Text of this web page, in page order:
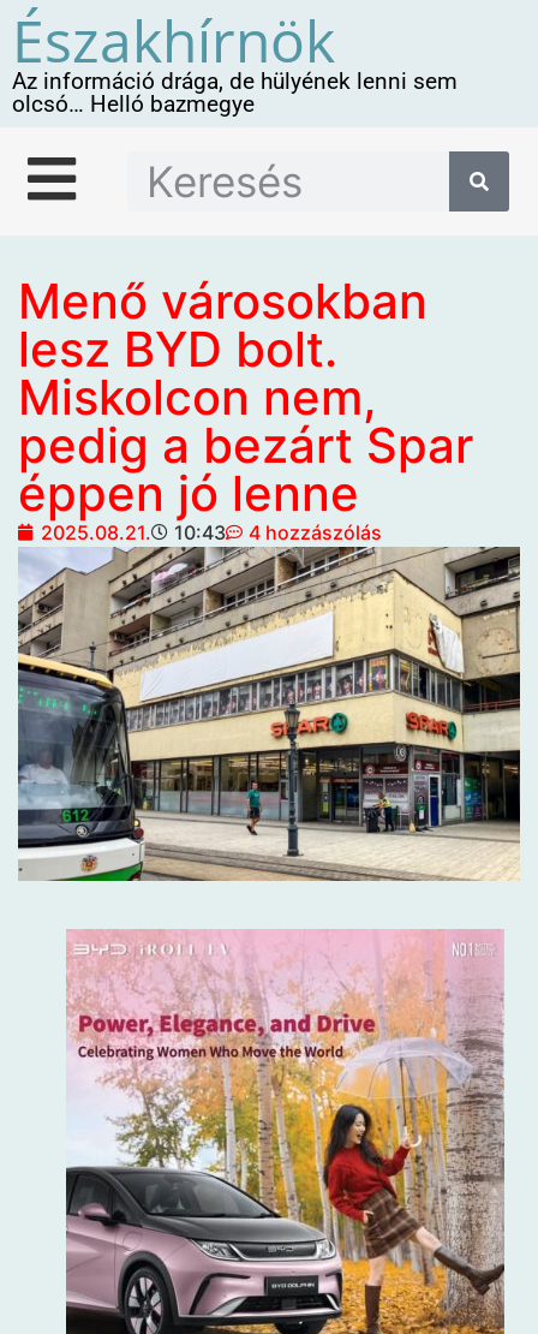
Északhírnök
Az információ drága, de hülyének lenni sem
olcsó… Helló bazmegye
Menő városokban
lesz BYD bolt.
Miskolcon nem,
pedig a bezárt Spar
éppen jó lenne
2025.08.21. 10:43 4 hozzászólás